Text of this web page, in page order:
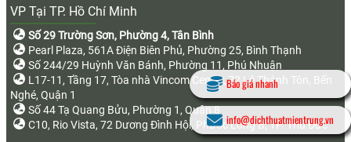
VP Tại TP. Hồ Chí Minh
Số 29 Trường Sơn, Phường 4, Tân Bình
Pearl Plaza, 561A Điện Biên Phủ, Phường 25, Bình Thạnh
Số 244/29 Huỳnh Văn Bánh, Phường 11, Phú Nhuận
L17-11, Tầng 17, Tòa nhà Vincom Center, 72 Lê Thánh Tôn, Bến
Nghé, Quận 1
Số 44 Tạ Quang Bửu, Phường 1, Quận 8
C10, Rio Vista, 72 Dương Đình Hội, Phước Long B, TP. Thủ Đức
Báo giá nhanh
info@dichthuatmientrung.vn